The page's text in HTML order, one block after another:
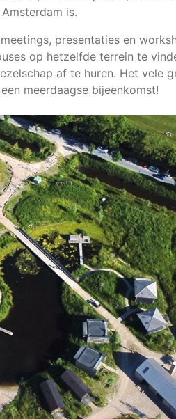
is.
presentaties en
op hetzelfde terrein te
af te huren. Het vele
meerdaagse bijeenkomst!